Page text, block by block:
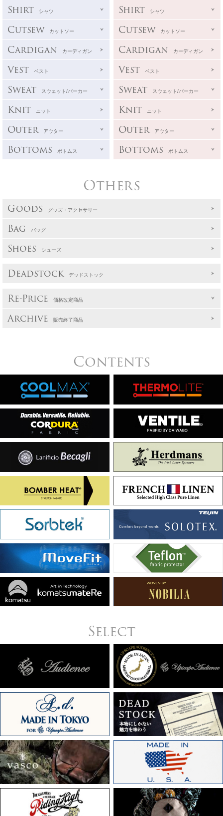
Shirt シャツ
Cutsew カットソー
Cardigan カーディガン
Vest ベスト
Sweat スウェット/パーカー
Knit ニット
Outer アウター
Bottoms ボトムス
Shirt シャツ
Cutsew カットソー
Cardigan カーディガン
Vest ベスト
Sweat スウェット/パーカー
Knit ニット
Outer アウター
Bottoms ボトムス
Others
Goods グッズ・アクセサリー
Bag バッグ
Shoes シューズ
Deadstock デッドストック
Re-Price 価格改定商品
Archive 販売終了商品
Contents
Select